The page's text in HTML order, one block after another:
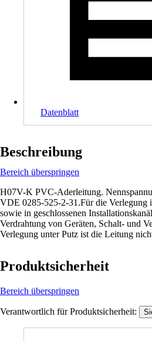
Datenblatt
Beschreibung
Bereich überspringen
H07V-K PVC-Aderleitung.
VDE 0285-525-2-31.Für die Verlegung
sowie in geschlossenen
Verdrahtung von Geräten, Schalt- und
Verlegung unter Putz ist die Leitung
Produktsicherheit
Bereich überspringen
Verantwortlich für Produktsicherheit: